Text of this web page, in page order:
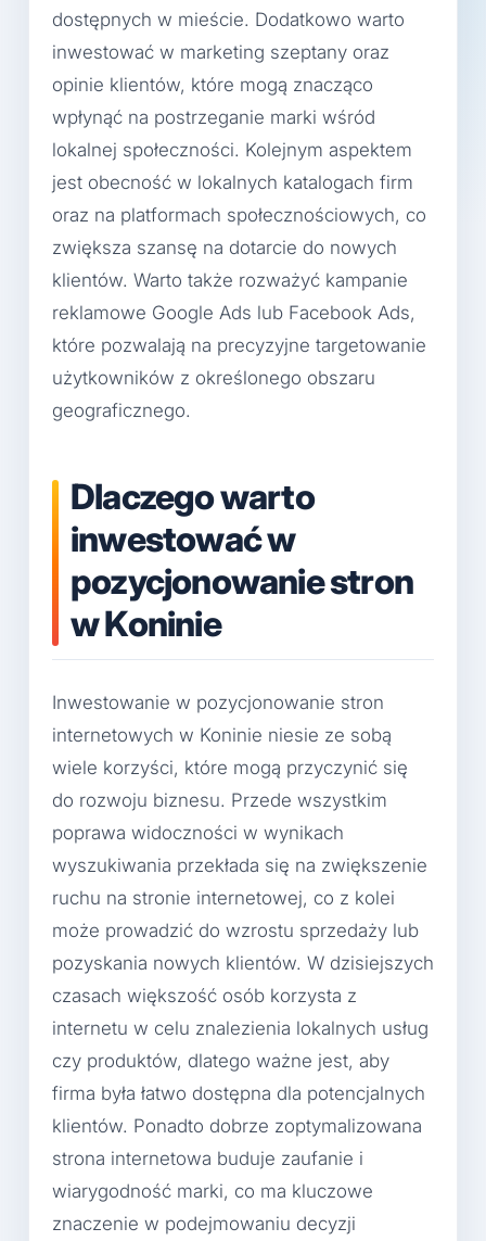
dostępnych w mieście. Dodatkowo warto
inwestować w marketing szeptany oraz
opinie klientów, które mogą znacząco
wpłynąć na postrzeganie marki wśród
lokalnej społeczności. Kolejnym aspektem
jest obecność w lokalnych katalogach firm
oraz na platformach społecznościowych, co
zwiększa szansę na dotarcie do nowych
klientów. Warto także rozważyć kampanie
reklamowe Google Ads lub Facebook Ads,
które pozwalają na precyzyjne targetowanie
użytkowników z określonego obszaru
geograficznego.
Dlaczego warto
inwestować w
pozycjonowanie stron
w Koninie
Inwestowanie w pozycjonowanie stron
internetowych w Koninie niesie ze sobą
wiele korzyści, które mogą przyczynić się
do rozwoju biznesu. Przede wszystkim
poprawa widoczności w wynikach
wyszukiwania przekłada się na zwiększenie
ruchu na stronie internetowej, co z kolei
może prowadzić do wzrostu sprzedaży lub
pozyskania nowych klientów. W dzisiejszych
czasach większość osób korzysta z
internetu w celu znalezienia lokalnych usług
czy produktów, dlatego ważne jest, aby
firma była łatwo dostępna dla potencjalnych
klientów. Ponadto dobrze zoptymalizowana
strona internetowa buduje zaufanie i
wiarygodność marki, co ma kluczowe
znaczenie w podejmowaniu decyzji